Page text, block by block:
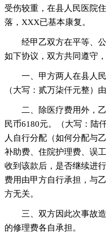
受伤较重，在县人民医院
落，XXX已基本康复。
经甲乙双方在平等、
如下协议，双方共同遵守
一、甲方两人在县人
（大写：贰万柒仟元整）
二、除医疗费用外，
民币6180元。（大写：陆
人自行分配（如何分配与
补助费、住院护理费、误
收到该款后，是否继续进
费用由甲方自行承担，与
方无关。
三、双方因此次事故
的修理费各自承担。